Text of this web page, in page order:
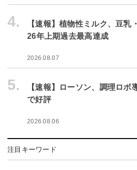
4.
【速報】植物性ミルク、豆
26年上期過去最高達成
2026.08.07
5.
【速報】ローソン、調理ロ
で好評
2026.08.06
注目キーワード